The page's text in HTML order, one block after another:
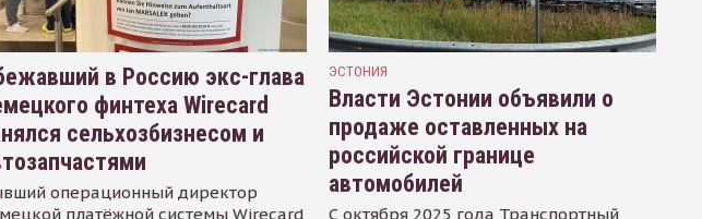
в Россию экс-глава
финтеха Wirecard
сельхозбизнесом и
операционный директор
платёжной системы Wirecard
ЭСТОНИЯ
Власти Эстонии объявили о
продаже оставленных на
российской границе
автомобилей
С октября 2025 года Транспортный